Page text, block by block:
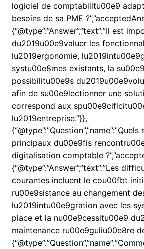
logiciel de comptabilitu00e9
besoins de sa PME
{“@type”:”Answer”,”text”:”Il est
du2019u00e9valuer les
lu2019ergonomie,
systu00e8mes existants, la
possibilitu00e9s
afin de su00e9lectionner une
correspond aux
lu2019entreprise.”}},
principaux du00e9fis
digitalisation comptable
{“@type”:”Answer”,”text”:”Les
courantes incluent le cou00fbt
ru00e9sistance au changement
lu2019intu00e9gration avec les
place et la nu00e9cessitu00e9
maintenance ru00e9guliu00e8re